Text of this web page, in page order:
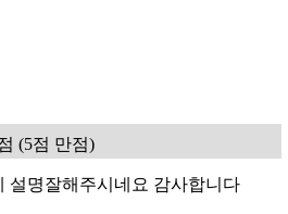
(5점 만점)
설명잘해주시네요 감사합니다